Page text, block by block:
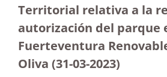
Territorial relativa a la
autorización del parque
Fuerteventura
Oliva (31-03-2023)